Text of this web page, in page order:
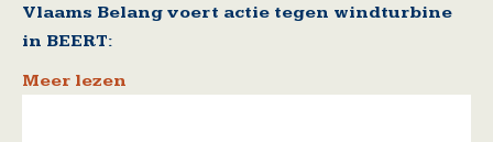
Vlaams Belang voert actie tegen windturbine
in BEERT:
Meer lezen